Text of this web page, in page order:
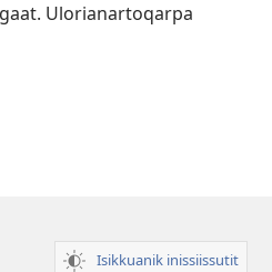
Ulorianartoqarpa
Isikkuanik inissiissutit